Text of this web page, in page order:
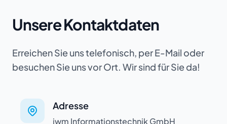
Unsere Kontaktdaten
Erreichen Sie uns telefonisch, per E-Mail oder
besuchen Sie uns vor Ort. Wir sind für Sie da!
Adresse
iwm Informationstechnik GmbH